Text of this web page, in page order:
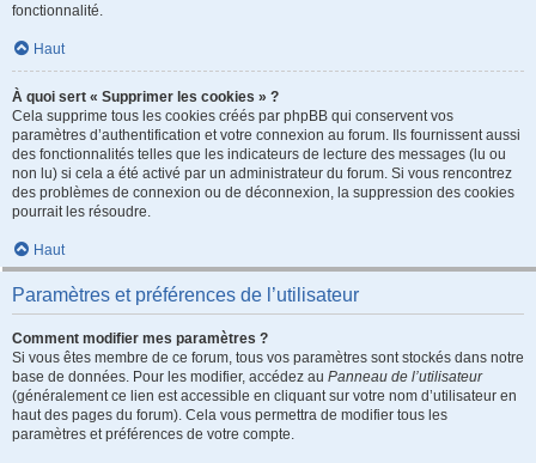
fonctionnalité.
Haut
À quoi sert « Supprimer les cookies » ?
Cela supprime tous les cookies créés par phpBB qui conservent vos
paramètres d’authentification et votre connexion au forum. Ils fournissent aussi
des fonctionnalités telles que les indicateurs de lecture des messages (lu ou
non lu) si cela a été activé par un administrateur du forum. Si vous rencontrez
des problèmes de connexion ou de déconnexion, la suppression des cookies
pourrait les résoudre.
Haut
Paramètres et préférences de l’utilisateur
Comment modifier mes paramètres ?
Si vous êtes membre de ce forum, tous vos paramètres sont stockés dans notre
base de données. Pour les modifier, accédez au Panneau de l’utilisateur
(généralement ce lien est accessible en cliquant sur votre nom d’utilisateur en
haut des pages du forum). Cela vous permettra de modifier tous les
paramètres et préférences de votre compte.